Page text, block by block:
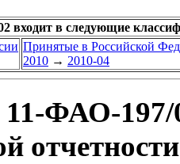
входит в следующие
Принятые в Российской
2010 → 2010-04
ФАО-197/
отчетности